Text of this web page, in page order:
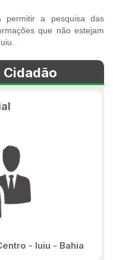
permitir a pesquisa das
que não estejam
- Iuiu - Bahia